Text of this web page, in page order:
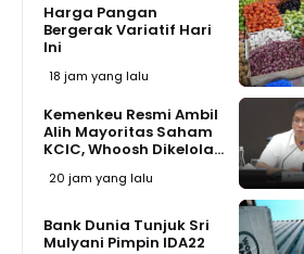
Harga Pangan
Bergerak Variatif Hari
Ini
18 jam yang lalu
Kemenkeu Resmi Ambil
Alih Mayoritas Saham
KCIC, Whoosh Dikelola...
20 jam yang lalu
Bank Dunia Tunjuk Sri
Mulyani Pimpin IDA22